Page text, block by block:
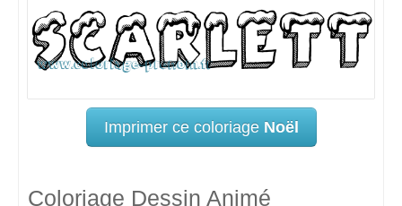
Imprimer ce coloriage Noël
Coloriage Dessin Animé